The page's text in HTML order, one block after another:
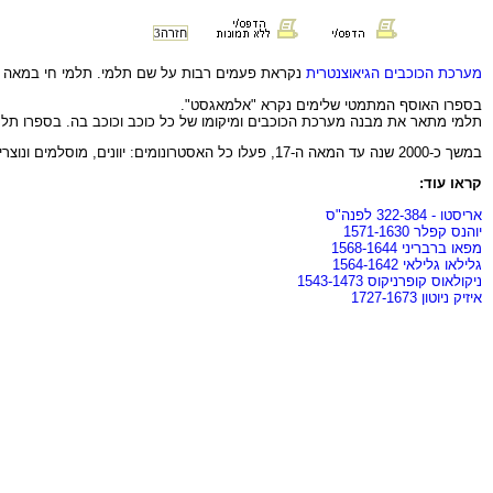
חזרה3
מערכת הכוכבים הגיאוצנטרית נקראת פעמים רבות על שם תלמי. תלמי חי במאה
בספרו האוסף המתמטי שלימים נקרא "אלמאגסט".
תלמי מתאר את מבנה מערכת הכוכבים ומיקומו של כל כוכב וכוכב בה. בספרו
במשך כ-2000 שנה עד המאה ה-17, פעלו כל האסטרונומים: יוונים, מוסלמים ונוצרים במסגרת התאוריה התלמית תוך תוספות ותיקונים למבנה הבסיסי שיצר תלמי.
קראו עוד:
אריסטו - 322-384 לפנה"ס
יוהנס קפלר 1571-1630
מפאו ברבריני 1568-1644
גלילאו גלילאי 1564-1642
ניקולאוס קופרניקוס 1543-1473
איזיק ניוטון 1727-1673